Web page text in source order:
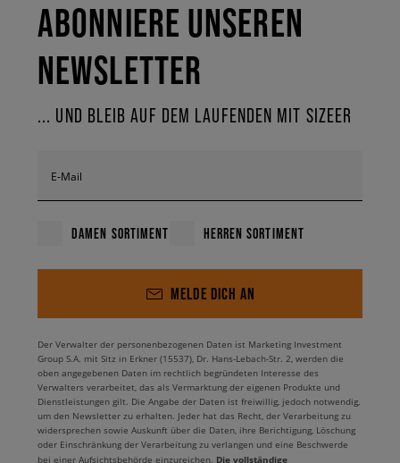
ABONNIERE UNSEREN
NEWSLETTER
... UND BLEIB AUF DEM LAUFENDEN MIT SIZEER
E-Mail
DAMEN SORTIMENT HERREN SORTIMENT
MELDE DICH AN
Der Verwalter der personenbezogenen Daten ist Marketing Investment
Group S.A. mit Sitz in Erkner (15537), Dr. Hans-Lebach-Str. 2, werden die
oben angegebenen Daten im rechtlich begründeten Interesse des
Verwalters verarbeitet, das als Vermarktung der eigenen Produkte und
Dienstleistungen gilt. Die Angabe der Daten ist freiwillig, jedoch notwendig,
um den Newsletter zu erhalten. Jeder hat das Recht, der Verarbeitung zu
widersprechen sowie Auskunft über die Daten, ihre Berichtigung, Löschung
oder Einschränkung der Verarbeitung zu verlangen und eine Beschwerde
bei einer Aufsichtsbehörde einzureichen. Die vollständige